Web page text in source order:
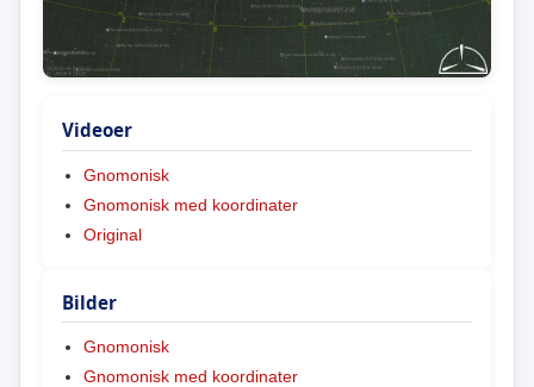
Videoer
Gnomonisk
Gnomonisk med koordinater
Original
Bilder
Gnomonisk
Gnomonisk med koordinater